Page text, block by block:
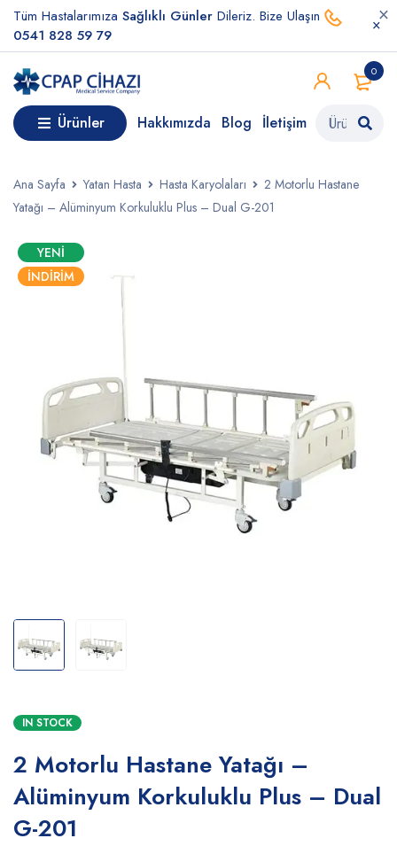
Tüm Hastalarımıza Sağlıklı Günler Dileriz. Bize Ulaşın
0541 828 59 79
0
Ürünler Hakkımızda Blog İletişim
Ana Sayfa Yatan Hasta Hasta Karyolaları
2 Motorlu Hastane
Yatağı – Alüminyum Korkuluklu Plus – Dual G-201
YENI
İNDIRIM
IN STOCK
2 Motorlu Hastane Yatağı –
Alüminyum Korkuluklu Plus – Dual
G-201